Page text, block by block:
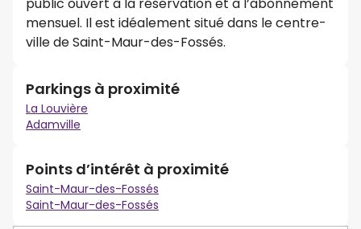
public ouvert à la réservation et à l’abonnement
mensuel. Il est idéalement situé dans le centre-
ville de Saint-Maur-des-Fossés.
Parkings à proximité
La Louvière
Adamville
Points d’intérêt à proximité
Saint-Maur-des-Fossés
Saint-Maur-des-Fossés